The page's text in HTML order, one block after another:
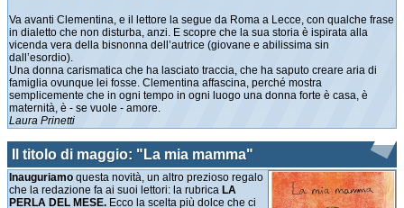
Va avanti Clementina, e il lettore la segue da Roma a Lecce, con qualche frase
in dialetto che non disturba, anzi. E scopre che la sua storia è ispirata alla
vicenda vera della bisnonna dell’autrice (giovane e abilissima sin
dall’esordio).
Una donna carismatica che ha lasciato traccia, che ha saputo creare aria di
famiglia ovunque lei fosse. Clementina affascina, perché mostra
semplicemente che in ogni tempo in ogni luogo una donna forte è casa, è
maternità, è - se vuole - amore.
Laura Prinetti
Il titolo di maggio: "La mia mamma"
Inauguriamo questa novità, un altro prezioso regalo
che la redazione fa ai suoi lettori: la rubrica LA
PERLA DEL MESE. Ecco la scelta più dolce che ci